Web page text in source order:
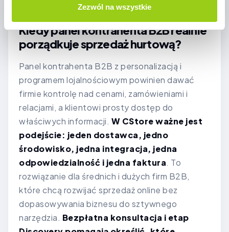
Zezwól na wszystkie
Kiedy panel kontrahenta B2B realnie
porządkuje sprzedaż hurtową?
Panel kontrahenta B2B z personalizacją i
programem lojalnościowym powinien dawać
firmie kontrolę nad cenami, zamówieniami i
relacjami, a klientowi prosty dostęp do
właściwych informacji. W CStore ważne jest
podejście: jeden dostawca, jedno
środowisko, jedna integracja, jedna
odpowiedzialność i jedna faktura. To
rozwiązanie dla średnich i dużych firm B2B,
które chcą rozwijać sprzedaż online bez
dopasowywania biznesu do sztywnego
narzędzia. Bezpłatna konsultacja i etap